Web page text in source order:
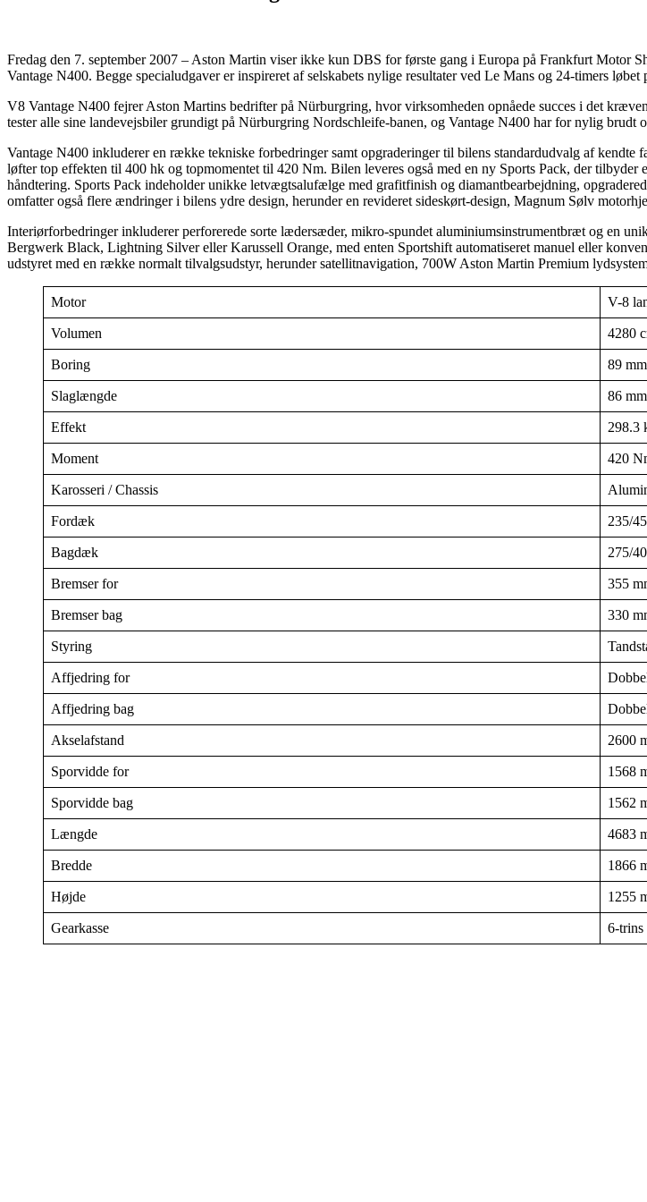
Fredag den 7. september 2007 – Aston Martin viser ikke kun DBS for første gang i Europa på Frankfurt
Vantage N400. Begge specialudgaver er inspireret af selskabets nylige resultater ved Le Mans og 24-timers løbet
V8 Vantage N400 fejrer Aston Martins bedrifter på Nürburgring, hvor virksomheden opnåede succes i det
tester alle sine landevejsbiler grundigt på Nürburgring Nordschleife-banen, og Vantage N400 har for nylig brudt
Vantage N400 inkluderer en række tekniske forbedringer samt opgraderinger til bilens standardudvalg af
løfter top effekten til 400 hk og topmomentet til 420 Nm. Bilen leveres også med en ny Sports Pack, der tilbyder
håndtering. Sports Pack indeholder unikke letvægtsalufælge med grafitfinish og diamantbearbejdning,
omfatter også flere ændringer i bilens ydre design, herunder en revideret sideskørt-design, Magnum Sølv
Interiørforbedringer inkluderer perforerede sorte lædersæder, mikro-spundet aluminiumsinstrumentbræt og en
Bergwerk Black, Lightning Silver eller Karussell Orange, med enten Sportshift automatiseret manuel eller
udstyret med en række normalt tilvalgsudstyr, herunder satellitnavigation, 700W Aston Martin Premium
Motor V-8
Volumen 4280
Boring 89 mm
Slaglængde 86 mm
Effekt 298.3
Moment 420
Karosseri / Chassis
Fordæk 235/
Bagdæk 275/
Bremser for 355
Bremser bag 330
Styring
Affjedring for
Affjedring bag
Akselafstand 2600
Sporvidde for 1568
Sporvidde bag 1562
Længde 4683
Bredde 1866
Højde 1255
Gearkasse 6-trins